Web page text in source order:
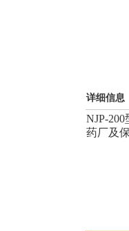
详细信息
NJP-
药厂及